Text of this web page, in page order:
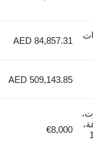
AED 84,857.31
AED 509,143.85
€8,000